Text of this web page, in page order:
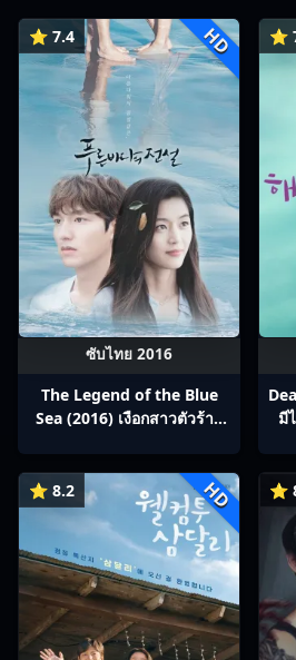
⭐ 7.4 HD
ซับไทย 2016
The Legend of the Blue
Sea (2016) เงือกสาวตัวร้าย
⭐
มี
⭐ 8.2 HD ⭐